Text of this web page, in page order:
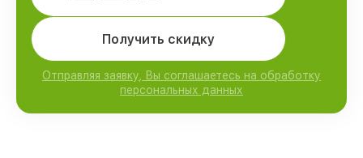
Получить скидку
Отправляя заявку, Вы соглашаетесь на обработку
персональных данных